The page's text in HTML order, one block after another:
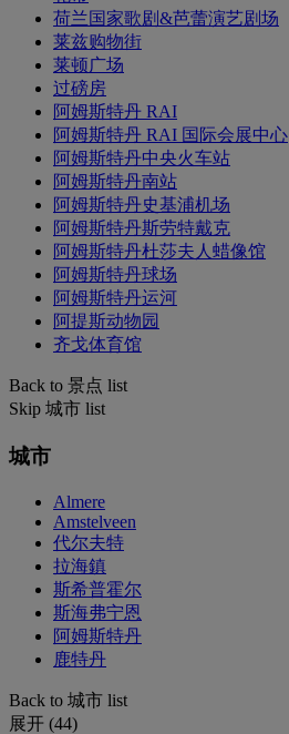
荷兰国家歌剧&芭蕾演艺剧场
莱兹购物街
莱顿广场
过磅房
阿姆斯特丹 RAI
阿姆斯特丹 RAI 国际会展中心
阿姆斯特丹中央火车站
阿姆斯特丹南站
阿姆斯特丹史基浦机场
阿姆斯特丹斯劳特戴克
阿姆斯特丹杜莎夫人蜡像馆
阿姆斯特丹球场
阿姆斯特丹运河
阿提斯动物园
齐戈体育馆
Back to 景点 list
Skip 城市 list
城市
Almere
Amstelveen
代尔夫特
拉海鎮
斯希普霍尔
斯海弗宁恩
阿姆斯特丹
鹿特丹
Back to 城市 list
展开 (44)